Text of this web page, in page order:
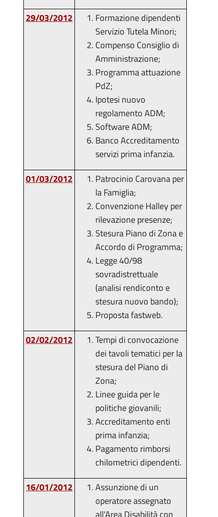
29/03/2012
Formazione dipendenti
Servizio Tutela Minori;
Compenso Consiglio di
Amministrazione;
Programma attuazione
PdZ;
Ipotesi nuovo
regolamento ADM;
Software ADM;
Banco Accreditamento
servizi prima infanzia.
01/03/2012
Patrocinio Carovana per
la Famiglia;
Convenzione Halley per
rilevazione presenze;
Stesura Piano di Zona e
Accordo di Programma;
Legge 40/98
sovradistrettuale
(analisi rendiconto e
stesura nuovo bando);
Proposta fastweb.
02/02/2012
Tempi di convocazione
dei tavoli tematici per la
stesura del Piano di
Zona;
Linee guida per le
politiche giovanili;
Accreditamento enti
prima infanzia;
Pagamento rimborsi
chilometrici dipendenti.
16/01/2012
Assunzione di un
operatore assegnato
all'Area Disabilità con